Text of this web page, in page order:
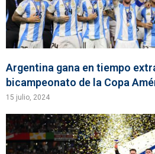
Argentina gana en tiempo
bicampeonato de la Copa
15 julio, 2024